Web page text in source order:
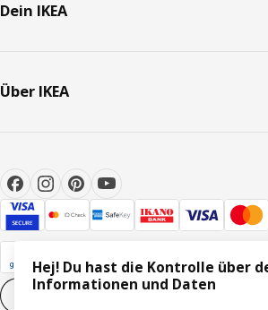
Dein IKEA
Über IKEA
Hej! Du hast die Kontrolle über
Informationen und Daten